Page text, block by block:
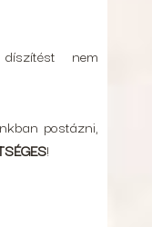
nem
postázni,
!